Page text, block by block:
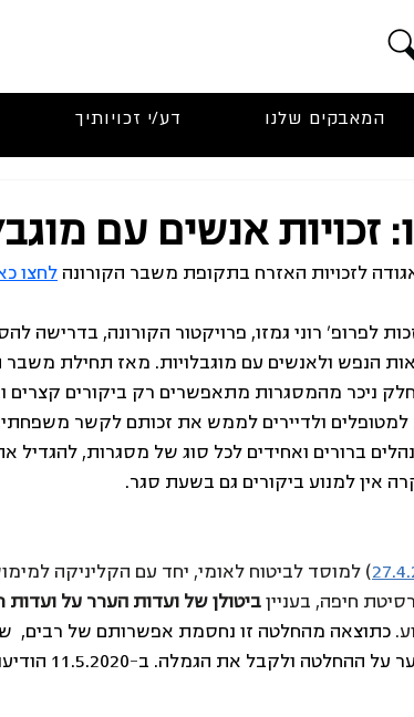
המאבקים שלנו דע/י זכויותיך
זכויות אנשים עם
לזכויות האזרח בתקופת משבר הקורונה לחצו
לפרופ' רוני גמזו, פרויקטור הקורונה, בדרישה
הנפש ולאנשים עם מוגבלויות. מאז תחילת משבר
ניכר מהמסגרות מתאפשרים רק ביקורים קצרים
ולדיירים לממש את זכותם לקשר
ברורים ואחידים לכל סוג של מסגרות, להגדיל
אין למנוע ביקורים גם בשעת סגר.
) למוסד לביטוח לאומי, יחד עם הקליניקה
חיפה, בעניין ביטולן של ועדות הערר על ועדות
כתוצאה מהחלטה זו נחסמת אפשרותם של רבים,
נכות נדחתה בשלב